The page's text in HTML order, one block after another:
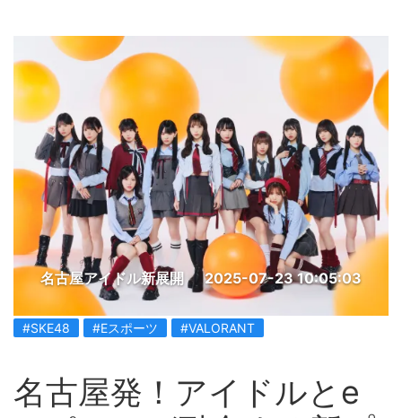
名古屋アイドル新展開 2025-07-23 10:05:03
#SKE48 #Eスポーツ #VALORANT
名古屋発！アイドルとe